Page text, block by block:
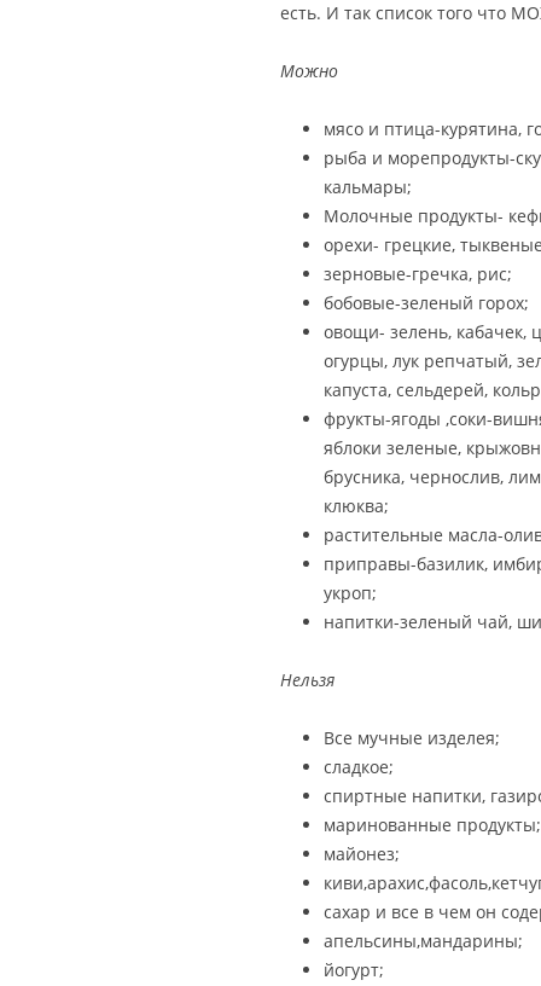
есть. И так список того что
Можно
мясо и птица-курятина,
рыба и морепродукты-
кальмары;
Молочные продукты-
орехи- грецкие,
зерновые-гречка, рис;
бобовые-зеленый горох;
овощи- зелень, кабачек,
огурцы, лук репчатый,
капуста, сельдерей,
фрукты-ягоды ,соки-
яблоки зеленые,
брусника, чернослив,
клюква;
растительные масла-
приправы-базилик,
укроп;
напитки-зеленый чай,
Нельзя
Все мучные изделея;
сладкое;
спиртные напитки,
маринованные продукты;
майонез;
сахар и все в чем он
апельсины,мандарины;
йогурт;